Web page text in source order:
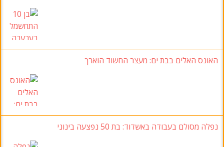
האונס האלים בבת ים: מעצר החשוד הוארך
נפלה מסולם בעבודה באשדוד: בת 50 נפצעה בינוני